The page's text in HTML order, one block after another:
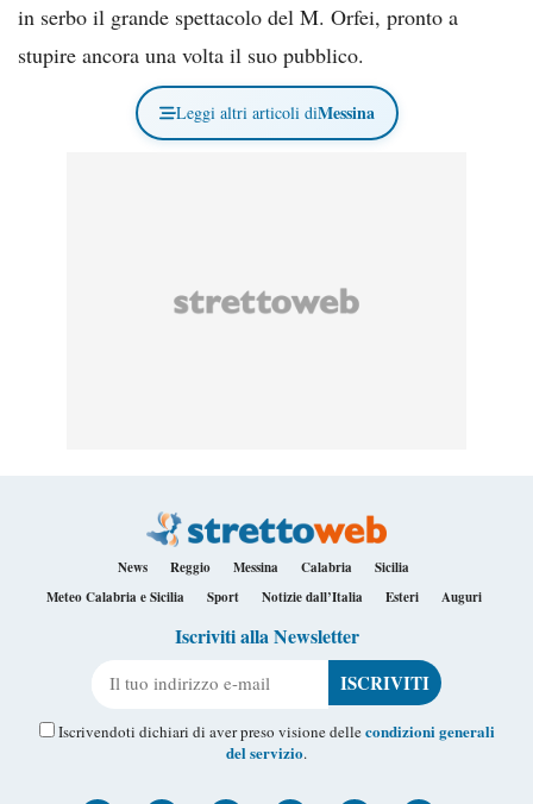
in serbo il grande spettacolo del M. Orfei, pronto a
stupire ancora una volta il suo pubblico.
Leggi altri articoli diMessina
News Reggio Messina Calabria
Sicilia
Meteo Calabria e Sicilia
Sport Notizie dall’Italia Esteri Auguri
Iscriviti alla Newsletter
Iscrivendoti dichiari di aver preso visione dellecondizioni generali
del servizio.